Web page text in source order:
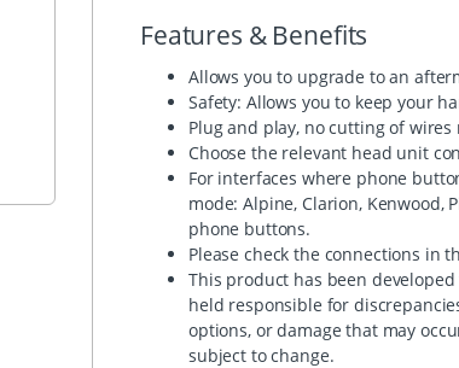
Features & Benefits
Allows you to upgrade to an
Safety: Allows you to keep your
Plug and play, no cutting of
Choose the relevant head unit
For interfaces where phone
mode: Alpine, Clarion, Kenwood,
phone buttons.
Please check the connections in
This product has been
held responsible for
options, or damage that may
subject to change.